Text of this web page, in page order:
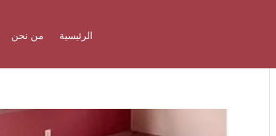
الرئيسية من نحن